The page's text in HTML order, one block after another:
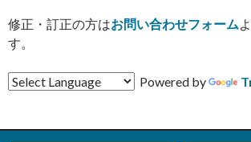
修正・訂正の方はお問い合わせフォーム
す。
Powered by